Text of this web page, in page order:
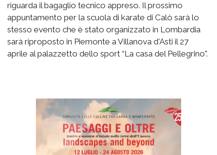
riguarda il bagaglio tecnico appreso. Il prossimo
appuntamento per la scuola di karate di Calò sarà lo
stesso evento che è stato organizzato in Lombardia
sarà riproposto in Piemonte a Villanova d'Asti il 27
aprile al palazzetto dello sport “La casa del Pellegrino”.